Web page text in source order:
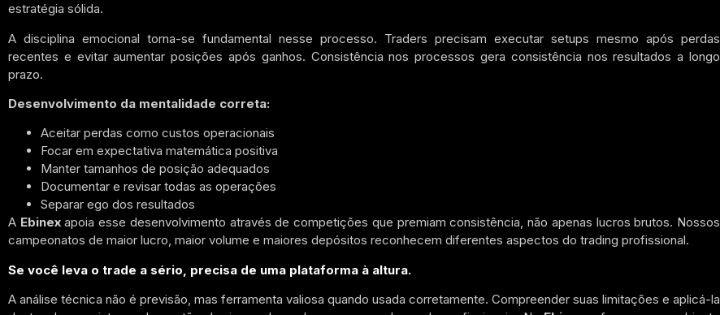
estratégia sólida.
A disciplina emocional torna-se fundamental nesse processo. Traders precisam executar setups mesmo após perdas
recentes e evitar aumentar posições após ganhos. Consistência nos processos gera consistência nos resultados a longo
prazo.
Desenvolvimento da mentalidade correta:
Aceitar perdas como custos operacionais
Focar em expectativa matemática positiva
Manter tamanhos de posição adequados
Documentar e revisar todas as operações
Separar ego dos resultados
A Ebinexapoia esse desenvolvimento através de competições que premiam consistência, não apenas lucros brutos. Nossos
campeonatos de maior lucro, maior volume e maiores depósitos reconhecem diferentes aspectos do trading profissional.
Se você leva o trade a sério, precisa de uma plataforma à altura.
A análise técnica não é previsão, mas ferramenta valiosa quando usada corretamente. Compreender suas limitações e aplicá-la